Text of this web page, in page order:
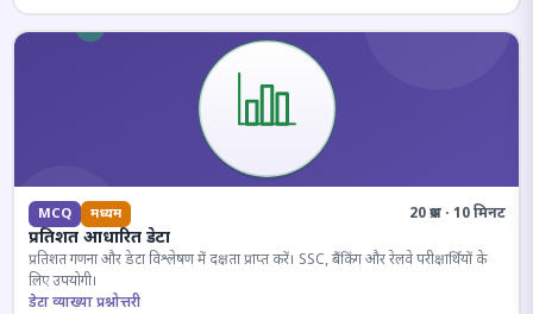
MCQ मध्यम 20 प्रश्न · 10 मिनट
प्रतिशत आधारित डेटा
प्रतिशत गणना और डेटा विश्लेषण में दक्षता प्राप्त करें। SSC, बैंकिंग और रेलवे परीक्षार्थियों के
लिए उपयोगी।
डेटा व्याख्या प्रश्नोत्तरी